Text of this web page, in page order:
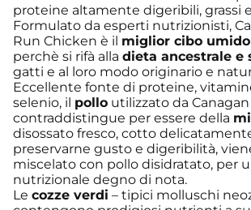
proteine altamente digeribili, grassi
Formulato da esperti nutrizionisti,
Run Chicken è il miglior cibo
perchè si rifà alla dieta ancestrale e
gatti e al loro modo originario e
Eccellente fonte di proteine,
selenio, il pollo utilizzato da Canagan
contraddistingue per essere della
disossato fresco, cotto
preservarne gusto e digeribilità,
miscelato con pollo disidratato, per
nutrizionale degno di nota.
Le cozze verdi – tipici molluschi